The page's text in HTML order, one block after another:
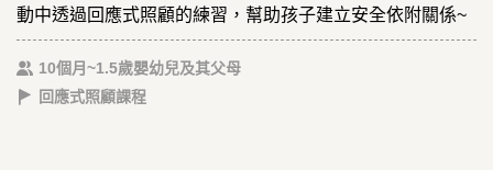
動中透過回應式照顧的練習，幫助孩子建立安全依附關係~
10個月~1.5歲嬰幼兒及其父母
回應式照顧課程